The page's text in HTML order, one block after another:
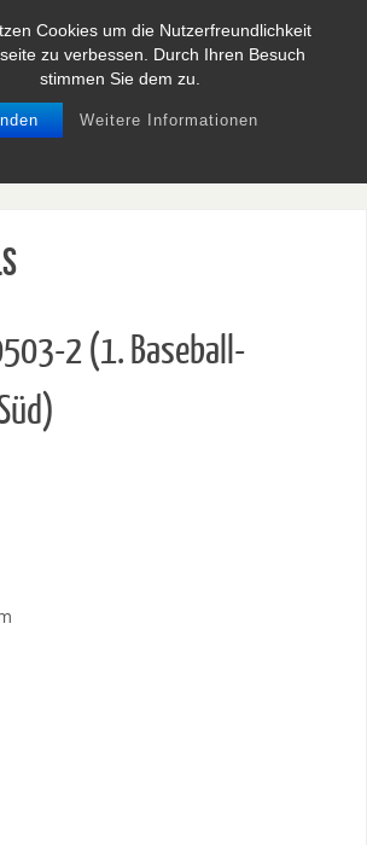
Cookies um die Nutzerfreundlichkeit
zu verbessen. Durch Ihren Besuch
stimmen Sie dem zu.
Weitere Informationen
BASEBALL UND SOFTBALL IN
NIEDERSACHSEN
2 (1. Baseball-